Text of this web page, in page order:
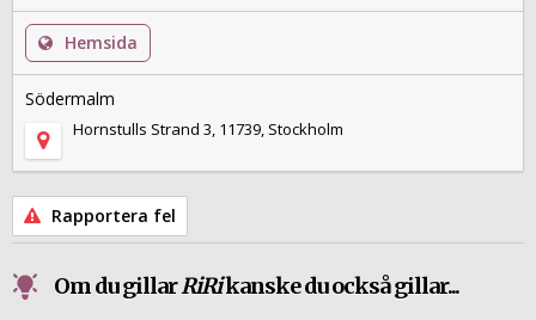
Hemsida
Södermalm
Hornstulls Strand 3, 11739, Stockholm
Rapportera fel
Om du gillarRiRikanske du också gillar...